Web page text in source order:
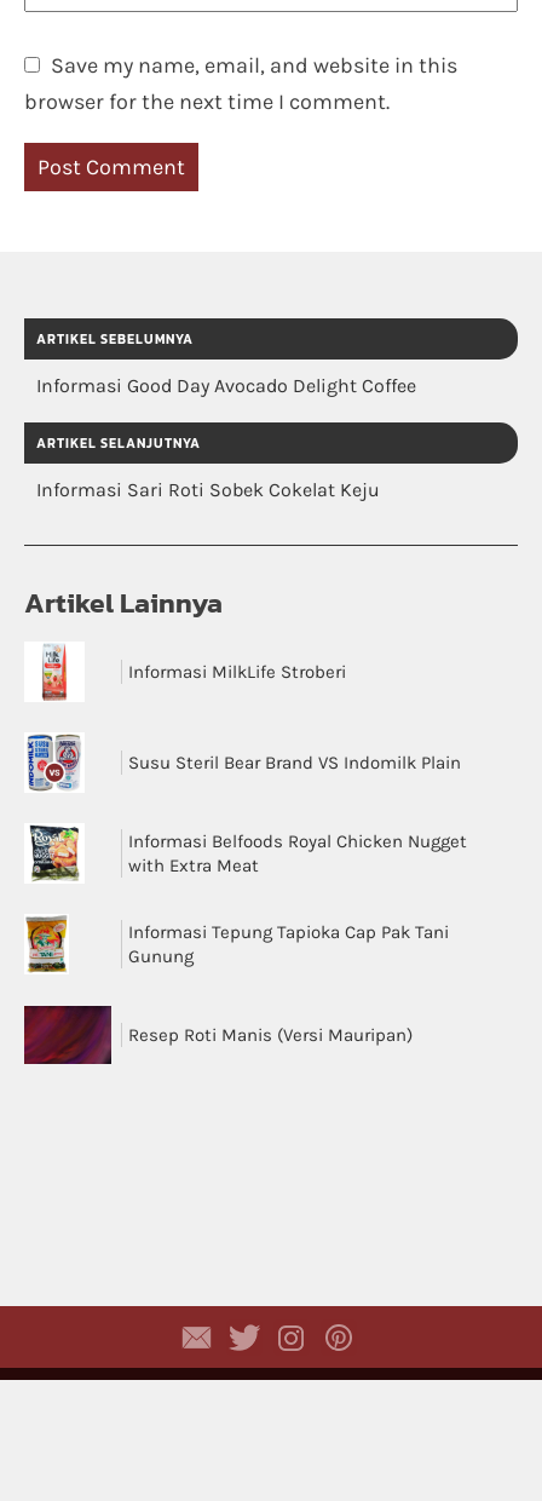
Save my name, email, and website in this
browser for the next time I comment.
ARTIKEL SEBELUMNYA
Informasi Good Day Avocado Delight Coffee
ARTIKEL SELANJUTNYA
Informasi Sari Roti Sobek Cokelat Keju
Artikel Lainnya
Informasi MilkLife Stroberi
Susu Steril Bear Brand VS Indomilk Plain
Informasi Belfoods Royal Chicken Nugget
with Extra Meat
Informasi Tepung Tapioka Cap Pak Tani
Gunung
Resep Roti Manis (Versi Mauripan)